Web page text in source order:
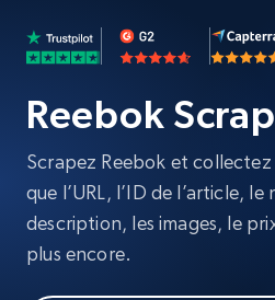
Reebok
Scrapez Reebok et collectez
que l’URL, l’ID de l’article,
description, les images, le
plus encore.